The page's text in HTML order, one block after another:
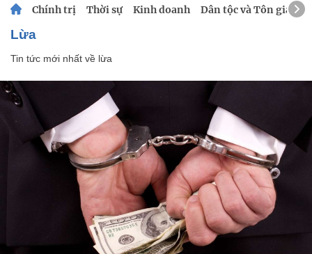
Chính trị Thời sự Kinh doanh Dân tộc và Tôn giáo
lừa
Tin tức mới nhất về lừa